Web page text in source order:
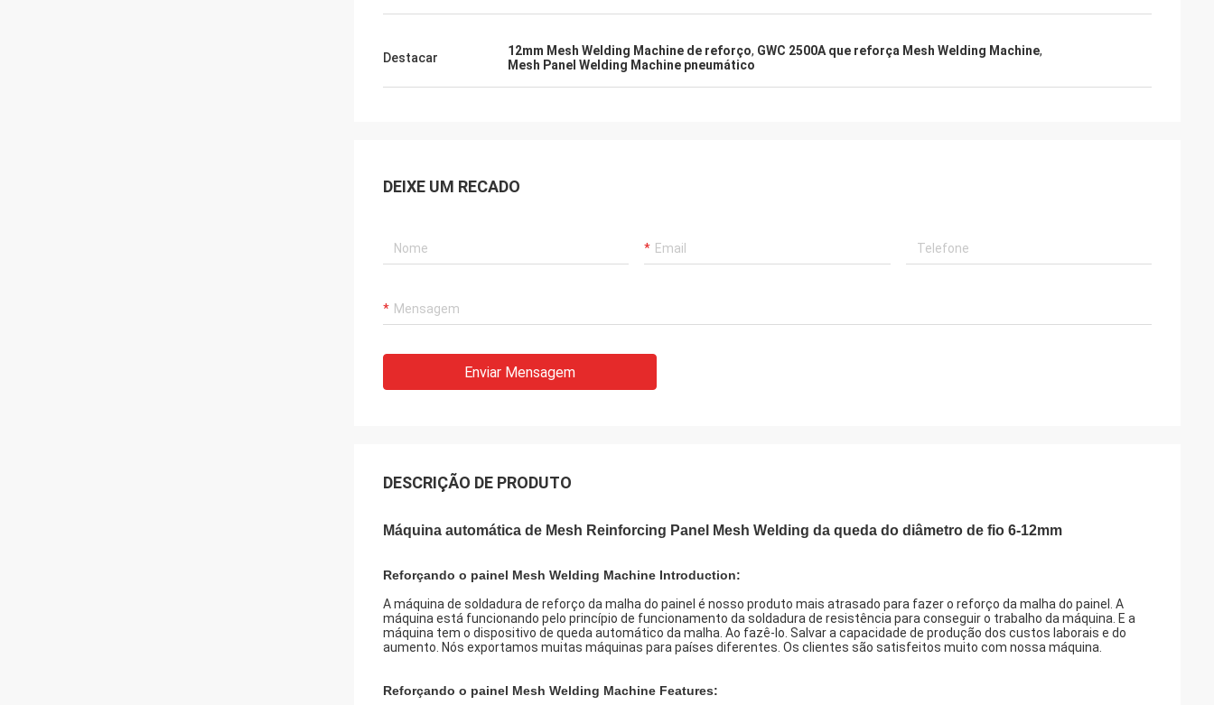
Destacar 12mm Mesh Welding Machine de reforço, GWC 2500A que reforça Mesh Welding Machine,
Mesh Panel Welding Machine pneumático
DEIXE UM RECADO
Enviar Mensagem
DESCRIÇÃO DE PRODUTO
Máquina automática de Mesh Reinforcing Panel Mesh Welding da queda do diâmetro de fio 6-12mm
Reforçando o painel Mesh Welding Machine Introduction:
A máquina de soldadura de reforço da malha do painel é nosso produto mais atrasado para fazer o reforço da malha do painel. A
máquina está funcionando pelo princípio de funcionamento da soldadura de resistência para conseguir o trabalho da máquina. E a
máquina tem o dispositivo de queda automático da malha. Ao fazê-lo. Salvar a capacidade de produção dos custos laborais e do
aumento. Nós exportamos muitas máquinas para países diferentes. Os clientes são satisfeitos muito com nossa máquina.
Reforçando o painel Mesh Welding Machine Features: